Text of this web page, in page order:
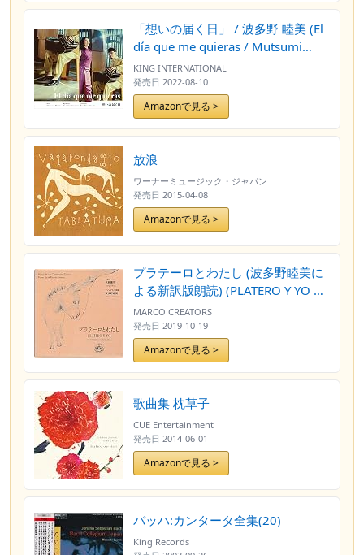
「想いの届く日」 / 波多野 睦美 (El
día que me quieras / Mutsumi
Hatano) [CD] [国内プレス] [日本語
帯・解説付き]
KING INTERNATIONAL
発売日 2022-08-10
Amazonで見る >
放浪
ワーナーミュージック・ジャパン
発売日 2015-04-08
Amazonで見る >
プラテーロとわたし (波多野睦美に
よる新訳版朗読) (PLATERO Y YO ~
Music: Mario Castelnuovo-Tedesco
| Poem: Juan Ramon Jimenez /
Yasuji Ohagi | Mutsumi Hatano)
[2CD] [国内プレス] [日本語帯・解
MARCO CREATORS
発売日 2019-10-19
Amazonで見る >
歌曲集 枕草子
CUE Entertainment
発売日 2014-06-01
Amazonで見る >
バッハ:カンタータ全集(20)
King Records